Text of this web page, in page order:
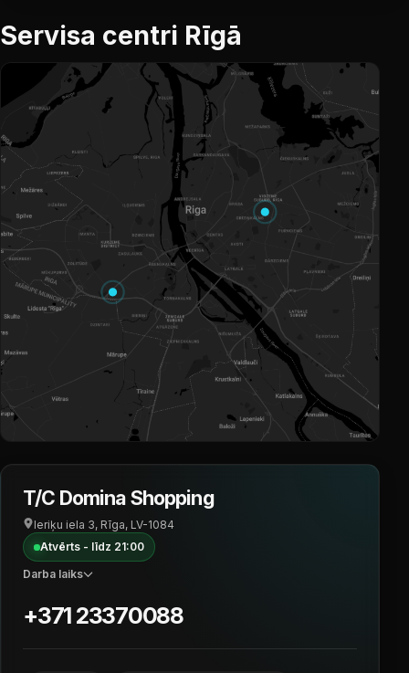
Servisa centri Rīgā
T/C Domina Shopping
Ieriķu iela 3, Rīga, LV-1084
Atvērts - līdz 21:00
Darba laiks
+371 23370088